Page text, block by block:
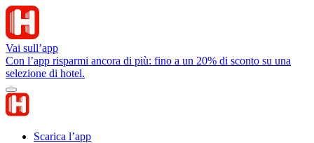
Vai sull’app
Con l’app risparmi ancora di più: fino a un 20% di sconto su una
selezione di hotel.
Scarica l’app